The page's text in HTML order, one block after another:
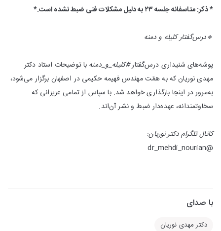
* ذکر: متاسفانه جلسه ۲۳ به دلیل مشکلات فنی ضبط نشده است.*
🔹درس‌‌گفتار کلیله و دمنه
پوشه‌های شنیداری درس‌گفتار#کلیله‌_و_دمنه با توضیحات استاد دکتر
مهدی نوریان که به همّت مهندس فهیمه حکیمی در اصفهان برگزار می‌شود،
به‌مرور در اینجا بارگذاری خواهد شد. با سپاس از تمامی عزیزانی که
سخاوتمندانه، عهده‌دار ضبط و نشر آن‌اند.
کانال تلگرام دکتر نوریان:
@dr_mehdi_nourian
با صدای
دکتر مهدی نوریان